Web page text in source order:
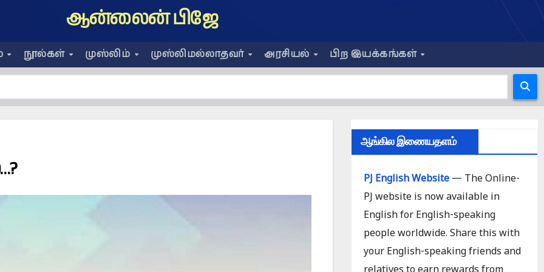
ஆன்லைன் பிஜே
நூல்கள் முஸ்லிம் முஸ்லிமல்லாதவர் அரசியல் பிற இயக்கங்கள்
ஆங்கில இணையதளம்
PJ English Website— The Online-
PJ website is now available in
English for English-speaking
people worldwide. Share this with
your English-speaking friends and